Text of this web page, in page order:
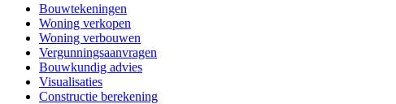
Bouwtekeningen
Woning verkopen
Woning verbouwen
Vergunningsaanvragen
Bouwkundig advies
Visualisaties
Constructie berekening